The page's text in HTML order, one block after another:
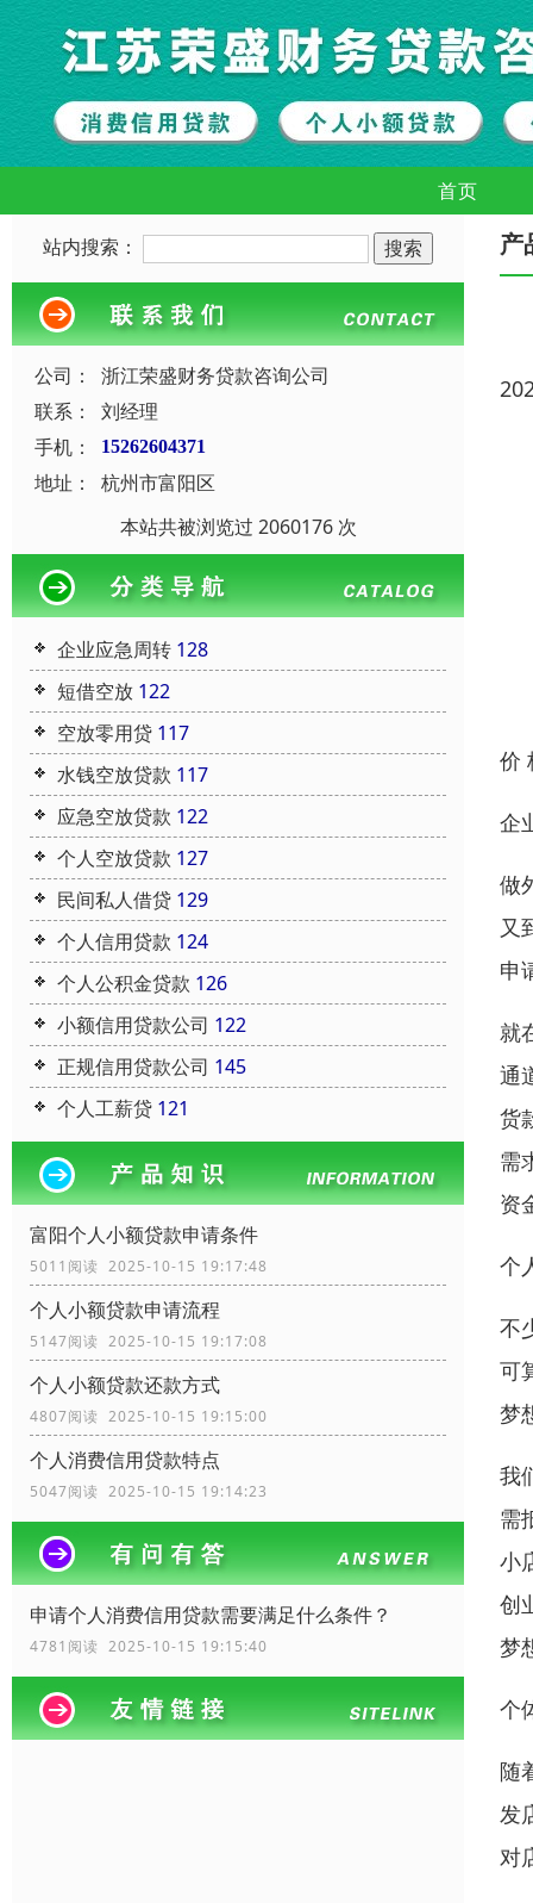
首页
站内搜索：
公司：
浙江荣盛财务贷款咨询公司
联系：
刘经理
手机：
15262604371
地址：
杭州市富阳区
本站共被浏览过 2060176 次
企业应急周转 128
短借空放 122
空放零用贷 117
水钱空放贷款 117
应急空放贷款 122
个人空放贷款 127
民间私人借贷 129
个人信用贷款 124
个人公积金贷款 126
小额信用贷款公司 122
正规信用贷款公司 145
个人工薪贷 121
富阳个人小额贷款申请条件
5011阅读 2025-10-15 19:17:48
个人小额贷款申请流程
5147阅读 2025-10-15 19:17:08
个人小额贷款还款方式
4807阅读 2025-10-15 19:15:00
个人消费信用贷款特点
5047阅读 2025-10-15 19:14:23
申请个人消费信用贷款需要满足什么条件？
4781阅读 2025-10-15 19:15:40
产
价
企
做
又
申
就
通
货
需
资
个
不
可
梦
我
需
小
创
梦
个
随
发
对